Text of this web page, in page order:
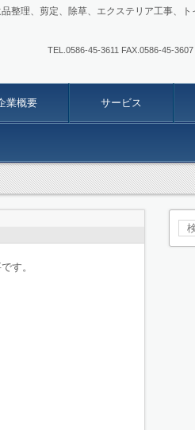
整理、剪定、除草、エクステリア工事、
TEL.0586-45-3611 FAX.0586-45-
業概要 サービス
す。